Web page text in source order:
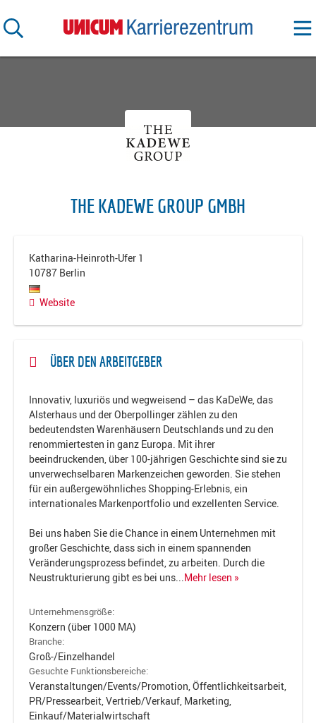
THE KADEWE GROUP GMBH
Katharina-Heinroth-Ufer 1
10787 Berlin
Website
ÜBER DEN ARBEITGEBER
Innovativ, luxuriös und wegweisend – das KaDeWe, das
Alsterhaus und der Oberpollinger zählen zu den
bedeutendsten Warenhäusern Deutschlands und zu den
renommiertesten in ganz Europa. Mit ihrer
beeindruckenden, über 100-jährigen Geschichte sind sie zu
unverwechselbaren Markenzeichen geworden. Sie stehen
für ein außergewöhnliches Shopping-Erlebnis, ein
internationales Markenportfolio und exzellenten Service.
Bei uns haben Sie die Chance in einem Unternehmen mit
großer Geschichte, dass sich in einem spannenden
Veränderungsprozess befindet, zu arbeiten. Durch die
Neustrukturierung gibt es bei uns
Mehr lesen »
Unternehmensgröße:
Konzern (über 1000 MA)
Branche:
Groß-/Einzelhandel
Gesuchte Funktionsbereiche:
Veranstaltungen/Events/Promotion, Öffentlichkeitsarbeit,
PR/Pressearbeit, Vertrieb/Verkauf, Marketing,
Einkauf/Materialwirtschaft